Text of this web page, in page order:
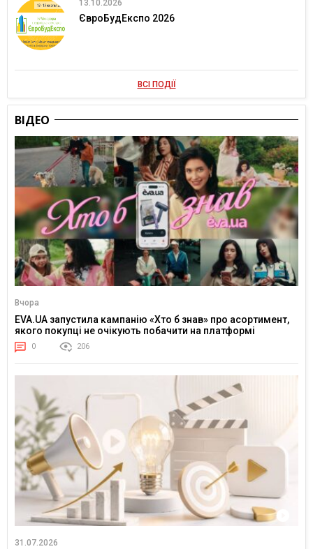
13.10.2026
ЄвроБудЕкспо 2026
ВСІ ПОДІЇ
ВІДЕО
Вчора
EVA.UA запустила кампанію «Хто б знав» про асортимент,
якого покупці не очікують побачити на платформі
0 206
31.07.2026